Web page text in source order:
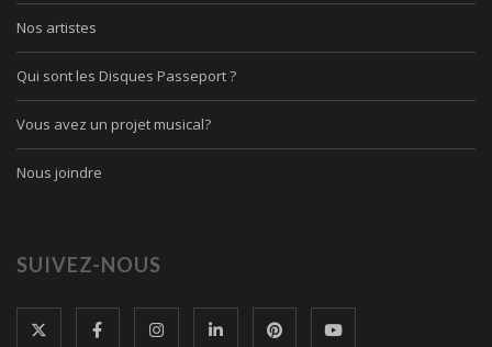
Nos artistes
Qui sont les Disques Passeport ?
Vous avez un projet musical?
Nous joindre
SUIVEZ-NOUS